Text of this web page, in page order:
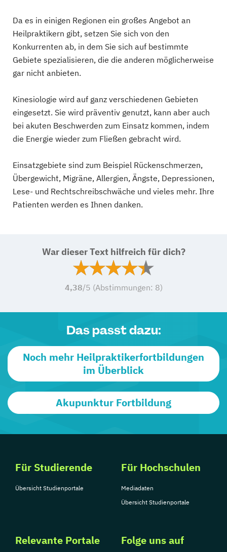
Da es in einigen Regionen ein großes Angebot an
Heilpraktikern gibt, setzen Sie sich von den
Konkurrenten ab, in dem Sie sich auf bestimmte
Gebiete spezialisieren, die die anderen möglicherweise
gar nicht anbieten.
Kinesiologie wird auf ganz verschiedenen Gebieten
eingesetzt. Sie wird präventiv genutzt, kann aber auch
bei akuten Beschwerden zum Einsatz kommen, indem
die Energie wieder zum Fließen gebracht wird.
Einsatzgebiete sind zum Beispiel Rückenschmerzen,
Übergewicht, Migräne, Allergien, Ängste, Depressionen,
Lese- und Rechtschreibschwäche und vieles mehr. Ihre
Patienten werden es Ihnen danken.
War dieser Text hilfreich für dich?
4,38/5 (Abstimmungen: 8)
Das passt dazu:
Noch mehr Heilpraktikerfortbildungen
im Überblick
Akupunktur Fortbildung
Für Studierende
Übersicht Studienportale
Für Hochschulen
Mediadaten
Übersicht Studienportale
Relevante Portale Folge uns auf